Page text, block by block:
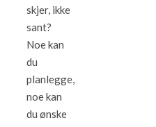
skjer, ikke
sant?
Noe kan
du
planlegge,
noe kan
du ønske